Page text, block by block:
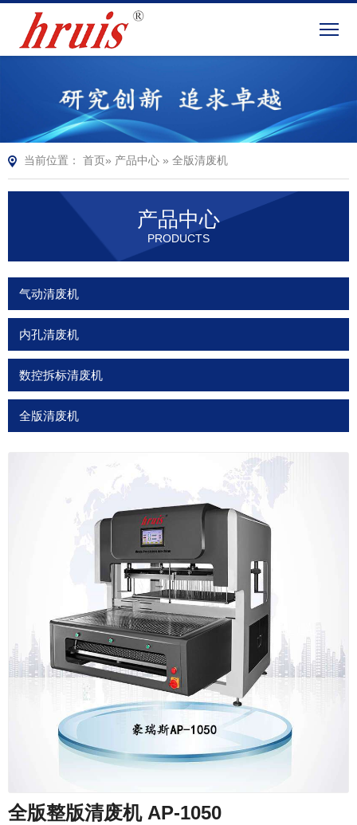
当前位置： 首页» 产品中心 » 全版清废机
产品中心
PRODUCTS
气动清废机
内孔清废机
数控拆标清废机
全版清废机
全版整版清废机 AP-1050